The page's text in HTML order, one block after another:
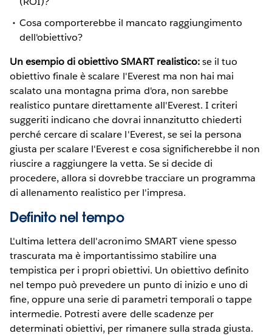
Cosa comporterebbe il mancato raggiungimento
dell'obiettivo?
Un esempio di obiettivo SMART realistico:se il tuo
obiettivo finale è scalare l'Everest ma non hai mai
scalato una montagna prima d'ora, non sarebbe
realistico puntare direttamente all'Everest. I criteri
suggeriti indicano che dovrai innanzitutto chiederti
perché cercare di scalare l'Everest, se sei la persona
giusta per scalare l'Everest e cosa significherebbe il non
riuscire a raggiungere la vetta. Se si decide di
procedere, allora si dovrebbe tracciare un programma
di allenamento realistico per l'impresa.
Definito nel tempo
L'ultima lettera dell'acronimo SMART viene spesso
trascurata ma è importantissimo stabilire una
tempistica per i propri obiettivi. Un obiettivo definito
nel tempo può prevedere un punto di inizio e uno di
fine, oppure una serie di parametri temporali o tappe
intermedie. Potresti avere delle scadenze per
determinati obiettivi, per rimanere sulla strada giusta.